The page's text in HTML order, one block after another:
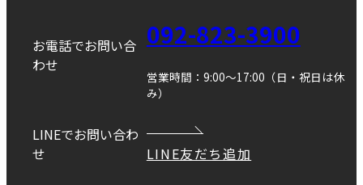
お電話でお問い合
わせ
092-823-3900
営業時間：9:00～17:00（日・祝日は休
み）
LINEでお問い合わ
せ
LINE友だち追加